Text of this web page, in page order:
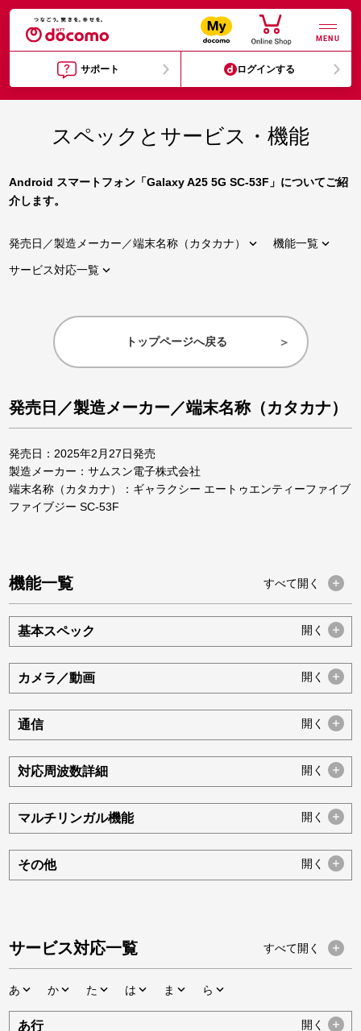
MENU
サポート ログインする
スペックとサービス・機能
Android スマートフォン「Galaxy A25 5G SC-53F」についてご紹
介します。
発売日／製造メーカー／端末名称（カタカナ）  機能一覧
サービス対応一覧
トップページへ戻る
発売日／製造メーカー／端末名称（カタカナ）
発売日：2025年2月27日発売
製造メーカー：サムスン電子株式会社
端末名称（カタカナ）：ギャラクシー エートゥエンティーファイブ
ファイブジー SC-53F
機能一覧 すべて開く
基本スペック 開く
カメラ／動画 開く
通信 開く
対応周波数詳細 開く
マルチリンガル機能 開く
その他 開く
サービス対応一覧 すべて開く
あ か た は ま ら
あ行 開く